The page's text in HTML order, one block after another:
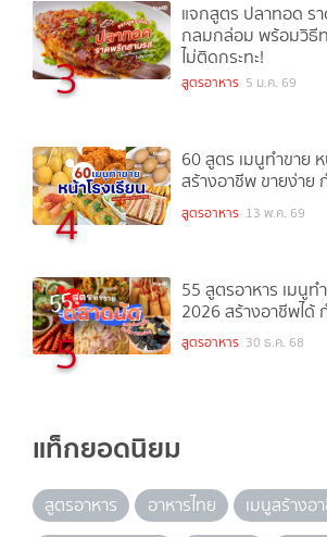
3
แจกสูตร ปลาทอด ร
กลมกล่อม พร้อมวิธี
ไม่ติดกระทะ!
สูตรอาหาร 5 ม.ค. 69
4
60 สูตร เมนูทำขาย ห
สร้างอาชีพ ขายง่าย
สูตรอาหาร 13 พ.ค. 69
5
55 สูตรอาหาร เมนู
2026 สร้างอาชีพได้
สูตรอาหาร 30 ธ.ค. 68
แท็กยอดนิยม
สูตรอาหาร อาหารไทย
เมนูสร้างอ